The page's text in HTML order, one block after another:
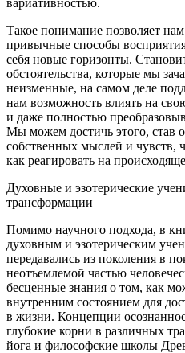
Такое понимание позволяет
привычные способы
себя новые горизонты.
обстоятельства, которые мы
неизменные, на самом деле
нам возможность влиять на
и даже полностью
Мы можем достичь этого, став
собственных мыслей и чувств,
как реагировать на
Духовные и эзотерические
трансформации
Помимо научного подхода, в
духовным и эзотерическим
передавались из поколения в
неотъемлемой частью
бесценные знания о том, как
внутренним состоянием для
в жизни. Концепции
глубокие корни в различных
йога и философские школы